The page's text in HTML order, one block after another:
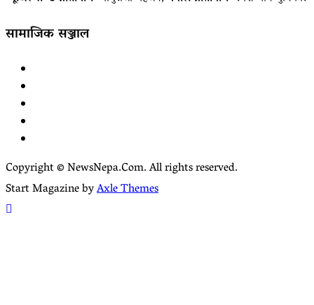
सामाजिक सञ्जाल
Copyright © NewsNepa.Com. All rights reserved.
Start Magazine byAxle Themes